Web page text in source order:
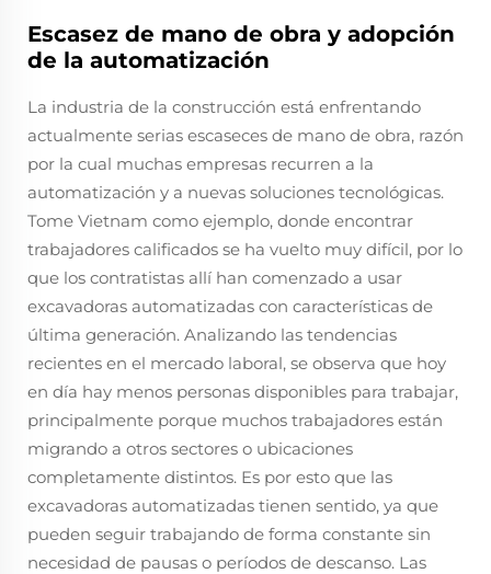
Escasez de mano de obra y adopción
de la automatización
La industria de la construcción está enfrentando
actualmente serias escaseces de mano de obra, razón
por la cual muchas empresas recurren a la
automatización y a nuevas soluciones tecnológicas.
Tome Vietnam como ejemplo, donde encontrar
trabajadores calificados se ha vuelto muy difícil, por lo
que los contratistas allí han comenzado a usar
excavadoras automatizadas con características de
última generación. Analizando las tendencias
recientes en el mercado laboral, se observa que hoy
en día hay menos personas disponibles para trabajar,
principalmente porque muchos trabajadores están
migrando a otros sectores o ubicaciones
completamente distintos. Es por esto que las
excavadoras automatizadas tienen sentido, ya que
pueden seguir trabajando de forma constante sin
necesidad de pausas o períodos de descanso. Las